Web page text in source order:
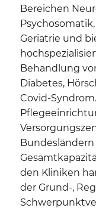
Bereichen
Geriatrie und
Behandlung
Diabetes,
Covid-
den Kliniken
der Grund-,